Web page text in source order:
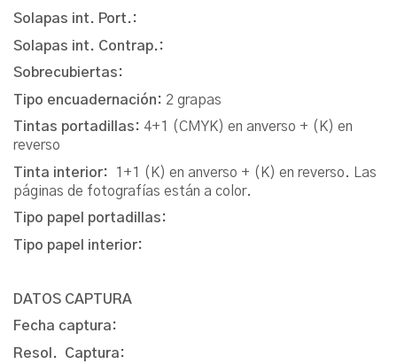
Solapas int. Port.:
Solapas int. Contrap.:
Sobrecubiertas:
Tipo encuadernación: 2 grapas
Tintas portadillas: 4+1 (CMYK) en anverso + (K) en
reverso
Tinta interior:
1+1 (K) en anverso + (K) en reverso. Las
páginas de fotografías están a color.
Tipo papel portadillas:
Tipo papel interior:
DATOS CAPTURA
Fecha captura:
Resol. Captura: